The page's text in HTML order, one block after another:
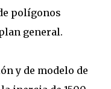
polígonos
general.
y de modelo de